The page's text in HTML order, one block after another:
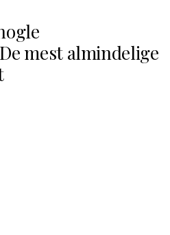
mest almindelige